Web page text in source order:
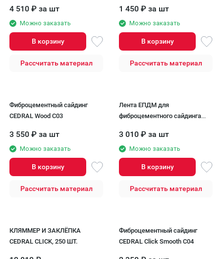
4 510 ₽ за шт
Можно заказать
В корзину
Рассчитать материал
1 450 ₽ за шт
Можно заказать
В корзину
Рассчитать материал
Фиброцементный сайдинг
CEDRAL Wood С03
3 550 ₽ за шт
Можно заказать
В корзину
Рассчитать материал
Лента ЕПДМ для
фиброцементного сайдинга
3 010 ₽ за шт
Можно заказать
В корзину
Рассчитать материал
КЛЯММЕР И ЗАКЛЁПКА
CEDRAL CLICK, 250 ШТ.
Фиброцементный сайдинг
CEDRAL Click Smooth C04